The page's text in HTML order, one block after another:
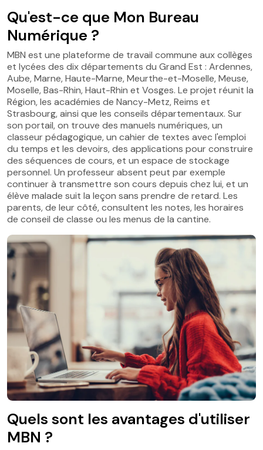
Qu'est-ce que Mon Bureau
Numérique ?
MBN est une plateforme de travail commune aux collèges
et lycées des dix départements du Grand Est : Ardennes,
Aube, Marne, Haute-Marne, Meurthe-et-Moselle, Meuse,
Moselle, Bas-Rhin, Haut-Rhin et Vosges. Le projet réunit la
Région, les académies de Nancy-Metz, Reims et
Strasbourg, ainsi que les conseils départementaux. Sur
son portail, on trouve des manuels numériques, un
classeur pédagogique, un cahier de textes avec l'emploi
du temps et les devoirs, des applications pour construire
des séquences de cours, et un espace de stockage
personnel. Un professeur absent peut par exemple
continuer à transmettre son cours depuis chez lui, et un
élève malade suit la leçon sans prendre de retard. Les
parents, de leur côté, consultent les notes, les horaires
de conseil de classe ou les menus de la cantine.
Quels sont les avantages d'utiliser
MBN ?